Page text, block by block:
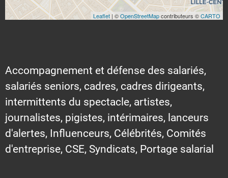
Leaflet | ©OpenStreetMapcontributeurs ©CARTO
Accompagnement et défense des salariés,
salariés seniors, cadres, cadres dirigeants,
intermittents du spectacle, artistes,
journalistes, pigistes, intérimaires, lanceurs
d'alertes, Influenceurs, Célébrités, Comités
d'entreprise, CSE, Syndicats, Portage salarial